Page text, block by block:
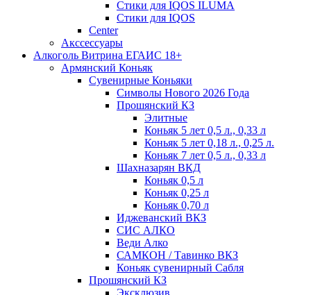
Стики для IQOS ILUMA
Стики для IQOS
Сenter
Акссессуары
Алкоголь Витрина ЕГАИС 18+
Армянский Коньяк
Сувенирные Коньяки
Символы Нового 2026 Года
Прошянский КЗ
Элитные
Коньяк 5 лет 0,5 л., 0,33 л
Коньяк 5 лет 0,18 л., 0,25 л.
Коньяк 7 лет 0,5 л., 0,33 л
Шахназарян ВКД
Коньяк 0,5 л
Коньяк 0,25 л
Коньяк 0,70 л
Иджеванский ВКЗ
СИС АЛКО
Веди Алко
САМКОН / Тавинко ВКЗ
Коньяк сувенирный Сабля
Прошянский КЗ
Эксклюзив